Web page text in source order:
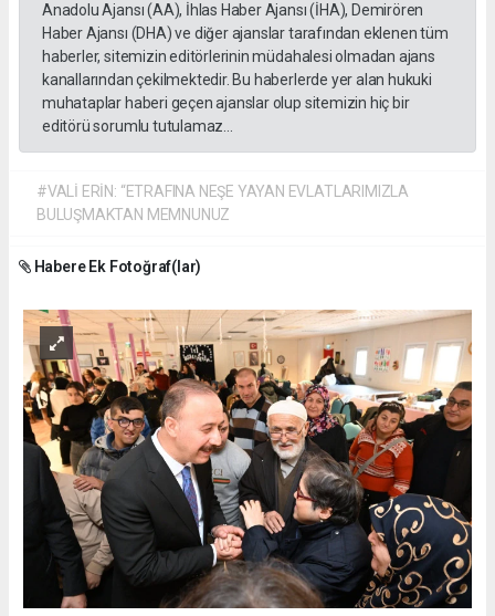
Anadolu Ajansı (AA), İhlas Haber Ajansı (İHA), Demirören
Haber Ajansı (DHA) ve diğer ajanslar tarafından eklenen tüm
haberler, sitemizin editörlerinin müdahalesi olmadan ajans
kanallarından çekilmektedir. Bu haberlerde yer alan hukuki
muhataplar haberi geçen ajanslar olup sitemizin hiç bir
editörü sorumlu tutulamaz...
#VALİ ERİN: “ETRAFINA NEŞE YAYAN EVLATLARIMIZLA
BULUŞMAKTAN MEMNUNUZ
Habere Ek Fotoğraf(lar)